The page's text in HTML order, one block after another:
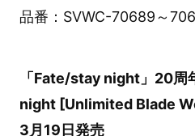
品番：SVWC-70689～
「Fate/stay night」20周
night [Unlimited Blade
3月19日発売